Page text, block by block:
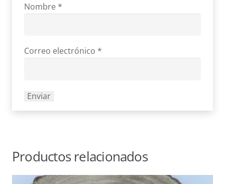
Nombre *
Correo electrónico *
Productos relacionados